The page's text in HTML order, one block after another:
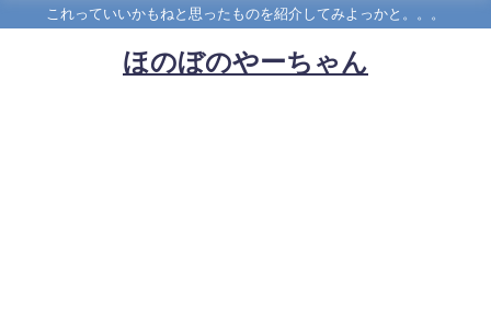
これっていいかもねと思ったものを紹介してみよっかと。。。
ほのぼのやーちゃん